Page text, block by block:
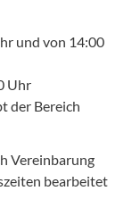
und von 14:00
Uhr
der Bereich
Vereinbarung
bearbeitet